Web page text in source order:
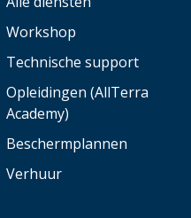
Workshop
Technische support
Opleidingen (AllTerra
Academy)
Beschermplannen
Verhuur